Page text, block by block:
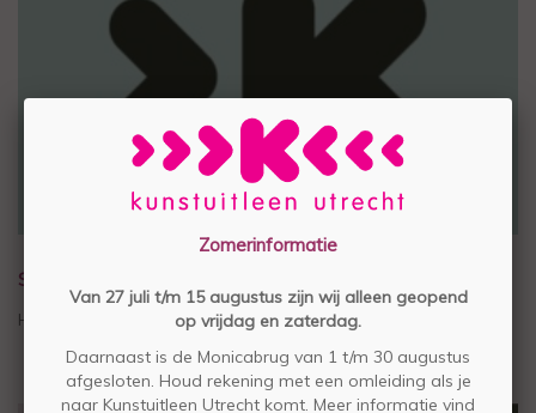
STEUN STICHTING KUNSTUITLEEN UTRECHT
Help mee voor € 4,50 per maand
Zomerinformatie
Van 27 juli t/m 15 augustus zijn wij alleen geopend
op vrijdag en zaterdag.
Daarnaast is de Monicabrug van 1 t/m 30 augustus
afgesloten. Houd rekening met een omleiding als je
naar Kunstuitleen Utrecht komt. Meer informatie vind